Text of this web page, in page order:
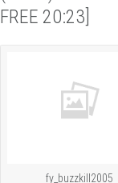
FREE 20:23]
fy_buzzkill2005